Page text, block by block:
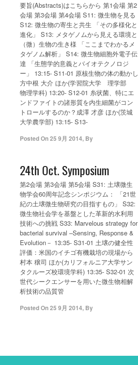
要旨(Abstracts)はこちらから 第1会場 第2
会場 第3会場 第4会場 S11: 微生物を見る
S12: 微生物の寄生と共生 「その多様化と
進化」 S13: メタゲノムから見える環境と
（微）生物の生き様 「ここまでわかるメ
タゲノム解析」 S14: 微生物細胞外電子伝
達 「生態学的意義とバイオテクノロジ
ー」 13:15- S11-01 原核生物の体の動かし
方中根 大介 ほか(学習院大学 理学部
物理学科) 13:20- S12-01 糸状菌、特にエ
ンドファイトの諸形質を内生細菌がコン
トロールするのか？成澤 才彦 ほか(茨城
大学農学部) 13:15- S13-
Posted On25 9月 2014, By
24th Oct. Symposium
第2会場 第3会場 第5会場 S31: 土壌微生
物学会60周年記念シンポジウム： 「21世
紀の土壌微生物研究の目指すもの」 S32:
微生物社会学を基盤とした革新的水利用
技術への挑戦 S33: Marvelous strategy for
bacterial survival –Sensing, Response &
Evolution－ 13:35- S31-01 土壌の健全性
評価：米国のイチゴ有機栽培の現場から
村本 穣司 ほか(カリフォルニア大学サン
タクルーズ校環境学科) 13:35- S32-01 次
世代シークエンサーを用いた微生物相解
析技術の品質管
Posted On25 9月 2014, By